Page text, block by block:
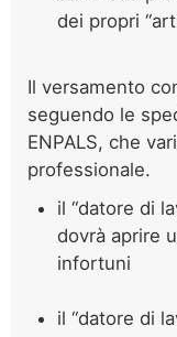
dei propri
Il versamento
seguendo le
ENPALS, che
professionale.
il “datore di
dovrà aprire
infortuni
il “datore di